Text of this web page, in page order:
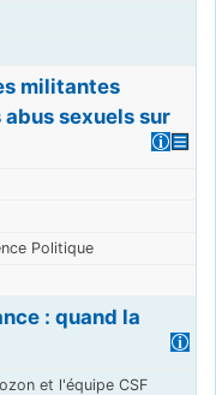
militantes
sexuels sur
Politique
: quand la
et l'équipe CSF